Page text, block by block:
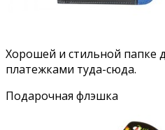
Хорошей и стильной папке
платежками туда-сюда.
Подарочная флэшка